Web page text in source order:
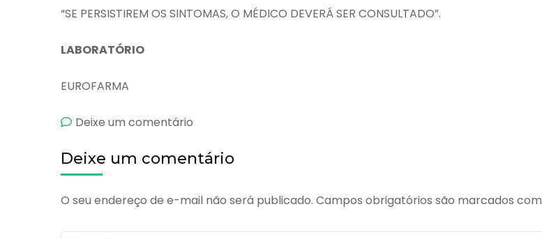
“SE PERSISTIREM OS SINTOMAS, O MÉDICO DEVERÁ SER CONSULTADO”.
LABORATÓRIO
EUROFARMA
Deixe um comentário
Bioprot
50
Deixe um comentário
O seu endereço de e-mail não será publicado. Campos obrigatórios são marcados com